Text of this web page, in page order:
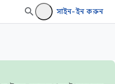
সাইন-ইন করুন